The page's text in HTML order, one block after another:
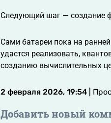
Следующий шаг — создание
Сами батареи пока на
удастся реализовать,
созданию вычислительных
2 февраля 2026, 19:54 |
Добавить новый